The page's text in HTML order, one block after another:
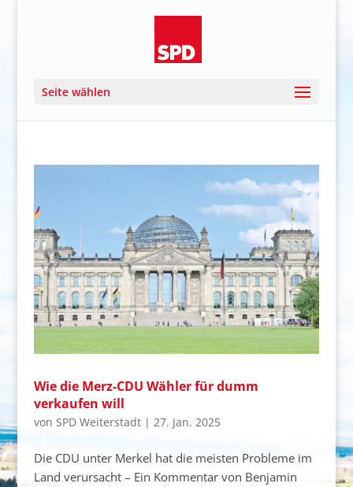
Seite wählen
Wie die Merz-CDU Wähler für dumm
verkaufen will
von SPD Weiterstadt| 27. Jan. 2025
Die CDU unter Merkel hat die meisten Probleme im
Land verursacht – Ein Kommentar von Benjamin